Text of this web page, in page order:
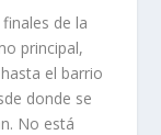
de la
principal,
el barrio
donde se
No está